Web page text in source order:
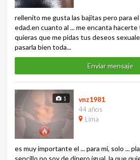
rellenito me gusta las bajitas pero para
edad.en cuanto al ... me encanta
quieras que me pidas tus deseos
pasarla bien toda...
Enviar mensaje
1
vnz1981
44 años
Lima
es muy importante el ... para mi, solo ...
sencillo no soy de dinero igual, la que